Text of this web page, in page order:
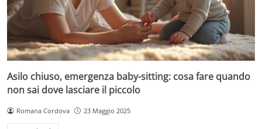
Asilo chiuso, emergenza baby-sitting: cosa fare quando
non sai dove lasciare il piccolo
Romana Cordova 23 Maggio 2025